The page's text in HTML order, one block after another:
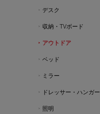
デスク
収納・TVボード
アウトドア
ベッド
ミラー
ドレッサー・ハンガー
照明